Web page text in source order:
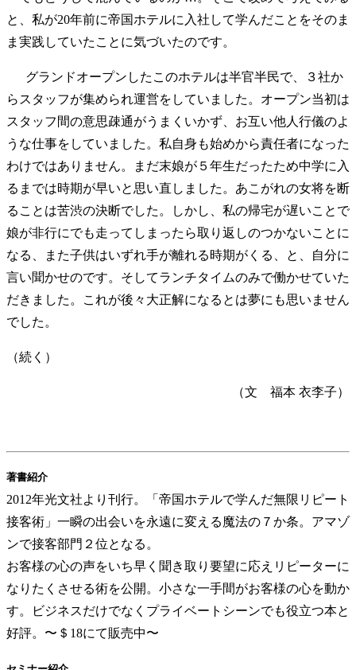
と、私が20年前に帝国ホテルに入社して学んだことをそのま
ま実践していたことに気づいたのです。
グランドオープンしたこのホテルは半官半民で、３社か
らスタッフが集められ運営をしていました。オープン当初は
スタッフ間の意思疎通がうまくいかず、お互い他人行儀のよ
うな仕事をしていました。私自身も始めから責任者になった
わけではありません。まだ末娘が５年生だったため中学に入
るまでは時期が早いと思い直しました。あこがれの女将を断
ることは苦渋の決断でした。しかし、私の帰宅が遅いことで
娘が非行にでも走ってしまったら取り返しのつかないことに
なる、また子供はいずれ手が離れる時期がくる、と、自分に
言い聞かせのです。そしてランチタイムのみで働かせていた
だきました。これが後々大正解になるとは夢にも思いません
でした。
（続く）
（文 福本 衣李子）
著書紹介
2012年光文社より刊行。「帝国ホテルで学んだ無限リピート
接客術」一瞬の出会いを永遠に変える魔法の７か条。アマゾ
ンで接客部門２位となる。
お客様の心の声をいち早く聞き取り要望に応えリピーターに
なりたくさせる術を公開。小さな一手間がお客様の心を動か
す。ビジネスだけでなくプライベートシーンでも役立つ本と
好評。〜＄18にて販売中〜